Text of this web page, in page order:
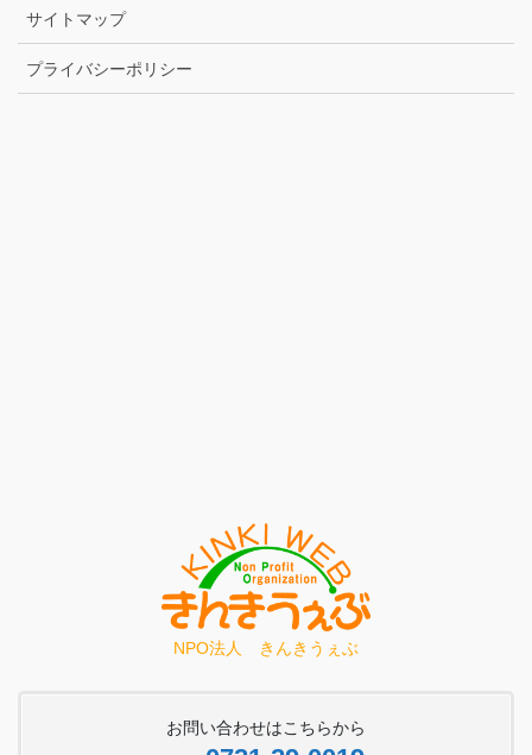
サイトマップ
プライバシーポリシー
NPO法人 きんきうぇぶ
お問い合わせはこちらから